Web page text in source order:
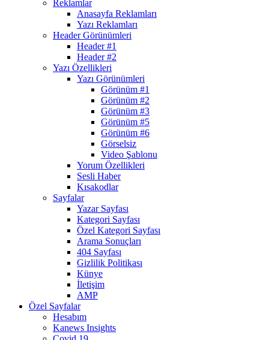
Reklamlar
Anasayfa Reklamları
Yazı Reklamları
Header Görünümleri
Header #1
Header #2
Yazı Özellikleri
Yazı Görünümleri
Görünüm #1
Görünüm #2
Görünüm #3
Görünüm #5
Görünüm #6
Görselsiz
Video Şablonu
Yorum Özellikleri
Sesli Haber
Kısakodlar
Sayfalar
Yazar Sayfası
Kategori Sayfası
Özel Kategori Sayfası
Arama Sonuçları
404 Sayfası
Gizlilik Politikası
Künye
İletişim
AMP
Özel Sayfalar
Hesabım
Kanews Insights